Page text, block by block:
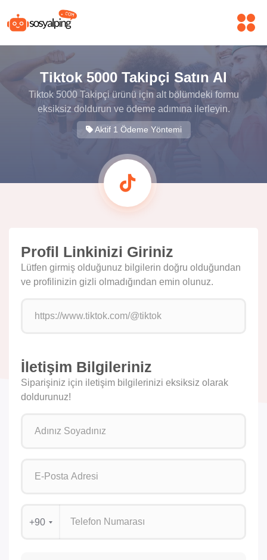
Tiktok 5000 Takipçi Satın Al
Tiktok 5000 Takipçi ürünü için alt bölümdeki formu
eksiksiz doldurun ve ödeme adımına ilerleyin.
Aktif 1 Ödeme Yöntemi
Profil Linkinizi Giriniz
Lütfen girmiş olduğunuz bilgilerin doğru olduğundan
ve profilinizin gizli olmadığından emin olunuz.
İletişim Bilgileriniz
Siparişiniz için iletişim bilgilerinizi eksiksiz olarak
doldurunuz!
+90